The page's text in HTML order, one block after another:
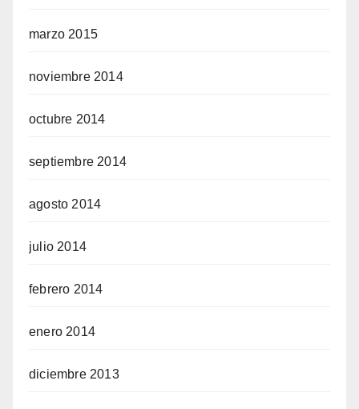
marzo 2015
noviembre 2014
octubre 2014
septiembre 2014
agosto 2014
julio 2014
febrero 2014
enero 2014
diciembre 2013